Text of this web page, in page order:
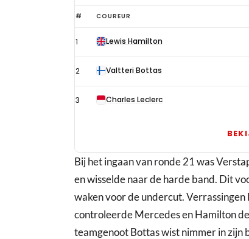
Verstappen
vierde
na
eenzame
Hamilton
naar
huis
in
GP
Frankrijk
# COUREUR
1 Lewis Hamilton
2 Valtteri Bottas
3 Charles Leclerc
Bij het ingaan van ronde 21 was
en wisselde naar de harde band. Dit
waken voor de undercut.
controleerde Mercedes en Hamilton
teamgenoot Bottas wist nimmer in zijn